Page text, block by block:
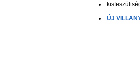
ÚJ